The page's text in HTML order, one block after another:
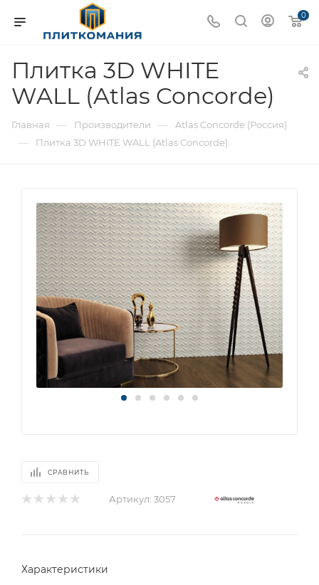
0
Плитка 3D WHITE
WALL (Atlas Concorde)
Главная — Производители — Atlas Concorde (Россия)
— Плитка 3D WHITE WALL (Atlas Concorde)
СРАВНИТЬ
Артикул: 3057
Характеристики